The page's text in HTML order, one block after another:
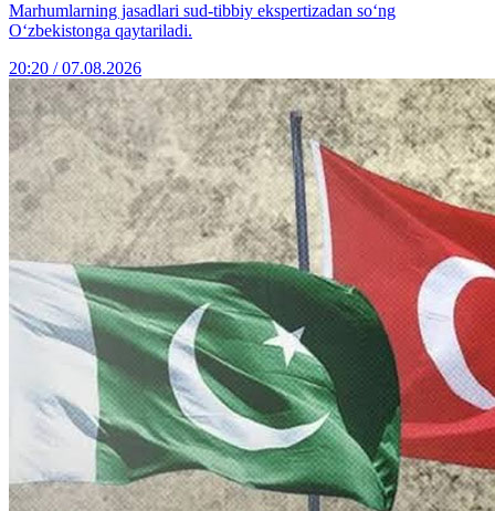
Marhumlarning jasadlari sud-tibbiy ekspertizadan so‘ng
O‘zbekistonga qaytariladi.
20:20 / 07.08.2026